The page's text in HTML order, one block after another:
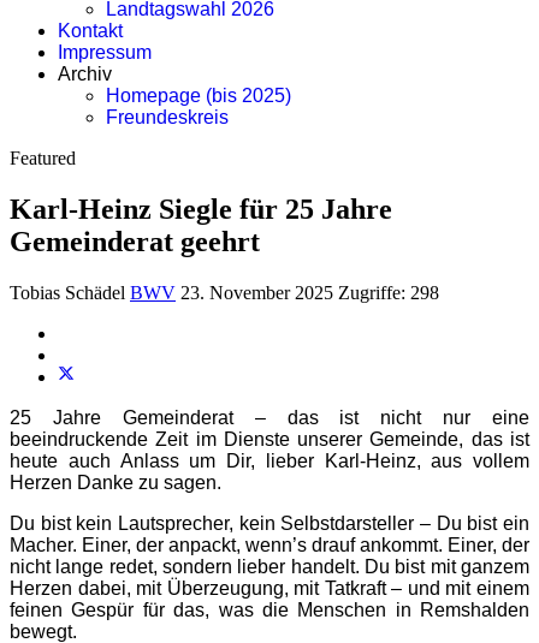
Landtagswahl 2026
Kontakt
Impressum
Archiv
Homepage (bis 2025)
Freundeskreis
Featured
Karl-Heinz Siegle für 25 Jahre
Gemeinderat geehrt
Tobias Schädel BWV 23. November 2025 Zugriffe: 298
25 Jahre Gemeinderat – das ist nicht nur eine
beeindruckende Zeit im Dienste unserer Gemeinde, das ist
heute auch Anlass um Dir, lieber Karl-Heinz, aus vollem
Herzen Danke zu sagen.
Du bist kein Lautsprecher, kein Selbstdarsteller – Du bist ein
Macher. Einer, der anpackt, wenn’s drauf ankommt. Einer, der
nicht lange redet, sondern lieber handelt. Du bist mit ganzem
Herzen dabei, mit Überzeugung, mit Tatkraft – und mit einem
feinen Gespür für das, was die Menschen in Remshalden
bewegt.